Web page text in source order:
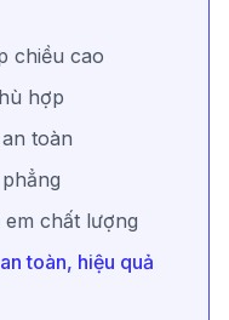
chiều cao
hợp
toàn
chất lượng
toàn, hiệu quả